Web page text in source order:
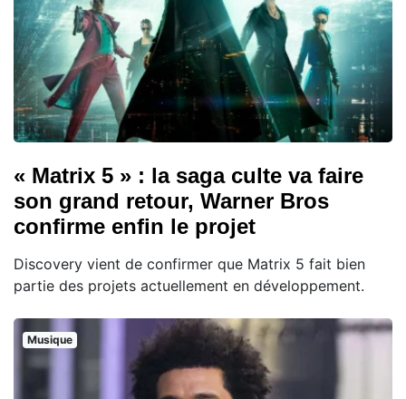
« Matrix 5 » : la saga culte va faire
son grand retour, Warner Bros
confirme enfin le projet
Discovery vient de confirmer que Matrix 5 fait bien
partie des projets actuellement en développement.
Musique